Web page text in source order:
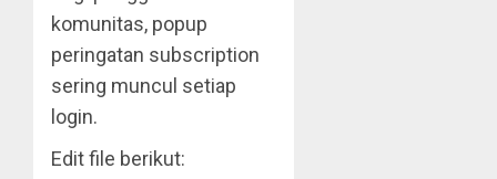
komunitas, popup
peringatan subscription
sering muncul setiap
login.
Edit file berikut: